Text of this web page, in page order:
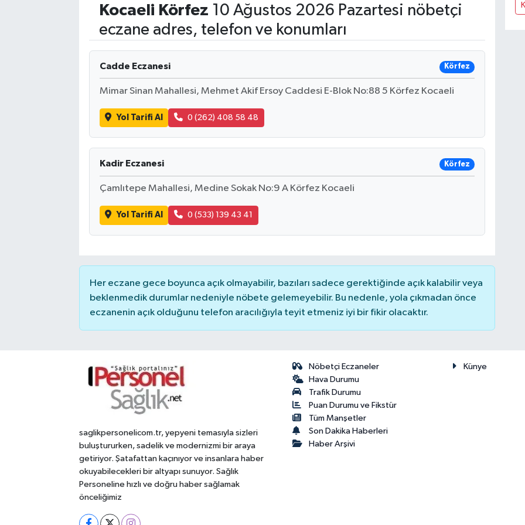
Kocaeli Körfez 10 Ağustos 2026 Pazartesi nöbetçi
eczane adres, telefon ve konumları
Cadde Eczanesi Körfez
Mimar Sinan Mahallesi, Mehmet Akif Ersoy Caddesi E-Blok No:88 5 Körfez Kocaeli
Yol Tarifi Al 0 (262) 408 58 48
Kadir Eczanesi Körfez
Çamlıtepe Mahallesi, Medine Sokak No:9 A Körfez Kocaeli
Yol Tarifi Al 0 (533) 139 43 41
Her eczane gece boyunca açık olmayabilir, bazıları sadece gerektiğinde açık kalabilir veya
beklenmedik durumlar nedeniyle nöbete gelemeyebilir. Bu nedenle, yola çıkmadan önce
eczanenin açık olduğunu telefon aracılığıyla teyit etmeniz iyi bir fikir olacaktır.
saglikpersonelicom.tr, yepyeni temasıyla sizleri
buluştururken, sadelik ve modernizmi bir araya
getiriyor. Şatafattan kaçınıyor ve insanlara haber
okuyabilecekleri bir altyapı sunuyor. Sağlık
Personeline hızlı ve doğru haber sağlamak
önceliğimiz
Nöbetçi Eczaneler
Hava Durumu
Trafik Durumu
Puan Durumu ve Fikstür
Tüm Manşetler
Son Dakika Haberleri
Haber Arşivi
Künye